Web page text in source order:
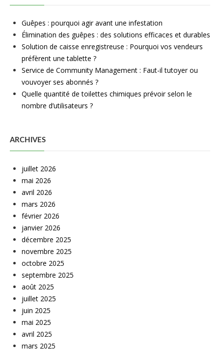
Guêpes : pourquoi agir avant une infestation
Élimination des guêpes : des solutions efficaces et durables
Solution de caisse enregistreuse : Pourquoi vos vendeurs
préfèrent une tablette ?
Service de Community Management : Faut-il tutoyer ou
vouvoyer ses abonnés ?
Quelle quantité de toilettes chimiques prévoir selon le
nombre d’utilisateurs ?
ARCHIVES
juillet 2026
mai 2026
avril 2026
mars 2026
février 2026
janvier 2026
décembre 2025
novembre 2025
octobre 2025
septembre 2025
août 2025
juillet 2025
juin 2025
mai 2025
avril 2025
mars 2025